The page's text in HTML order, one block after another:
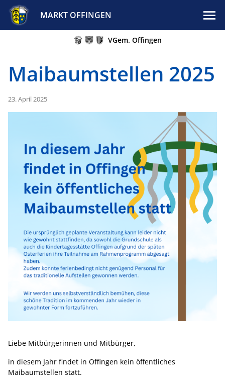
MARKT OFFINGEN
VGem. Offingen
Maibaumstellen 2025
23. April 2025
Liebe Mitbürgerinnen und Mitbürger,
in diesem Jahr findet in Offingen kein öffentliches
Maibaumstellen statt.